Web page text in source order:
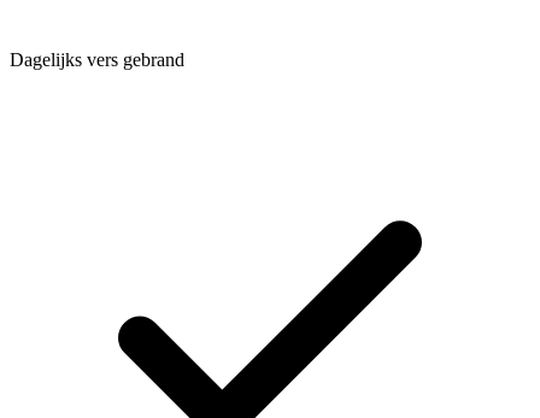
Dagelijks vers gebrand